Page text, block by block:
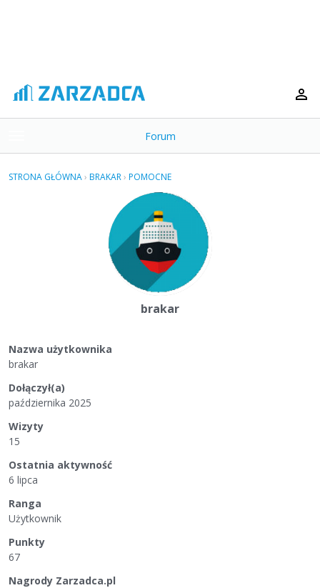
o
g
Forum
STRONA GŁÓWNA› BRAKAR› POMOCNE
brakar
Nazwa użytkownika
brakar
Dołączył(a)
października 2025
Wizyty
15
Ostatnia aktywność
6 lipca
Ranga
Użytkownik
Punkty
67
Nagrody Zarzadca.pl